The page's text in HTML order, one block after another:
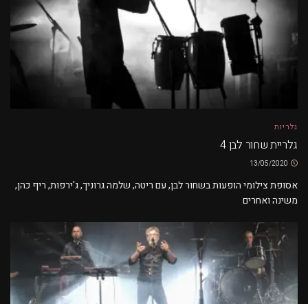
גלריות
גלריית שחור לבן 4
אסופת צילומי הופעות בשחור לבן, עם ריטה, שלמה גרוניך, ג'ירפות, ריף כהן,
משינה ואחרים